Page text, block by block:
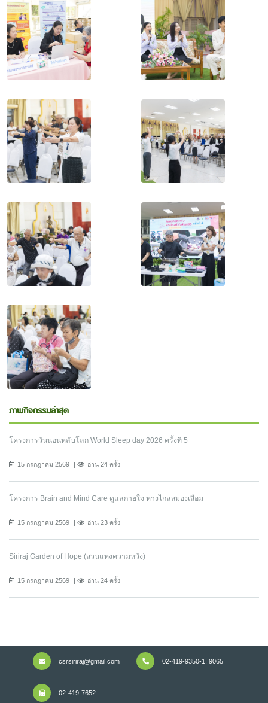
ภาพกิจกรรมล่าสุด
โครงการวันนอนหลับโลก World Sleep day 2026 ครั้งที่ 5
15 กรกฎาคม 2569 อ่าน 24 ครั้ง
โครงการ Brain and Mind Care ดูแลกายใจ ห่างไกลสมองเสื่อม
15 กรกฎาคม 2569 อ่าน 23 ครั้ง
Siriraj Garden of Hope (สวนแห่งความหวัง)
15 กรกฎาคม 2569 อ่าน 24 ครั้ง
csrsiriraj@gmail.com 02-419-9350-1, 9065
02-419-7652